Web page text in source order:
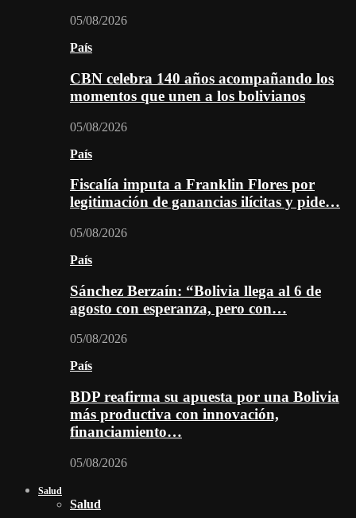
05/08/2026
País
CBN celebra 140 años acompañando los
momentos que unen a los bolivianos
05/08/2026
País
Fiscalía imputa a Franklin Flores por
legitimación de ganancias ilícitas y pide…
05/08/2026
País
Sánchez Berzaín: “Bolivia llega al 6 de
agosto con esperanza, pero con…
05/08/2026
País
BDP reafirma su apuesta por una Bolivia
más productiva con innovación,
financiamiento…
05/08/2026
Salud
Salud